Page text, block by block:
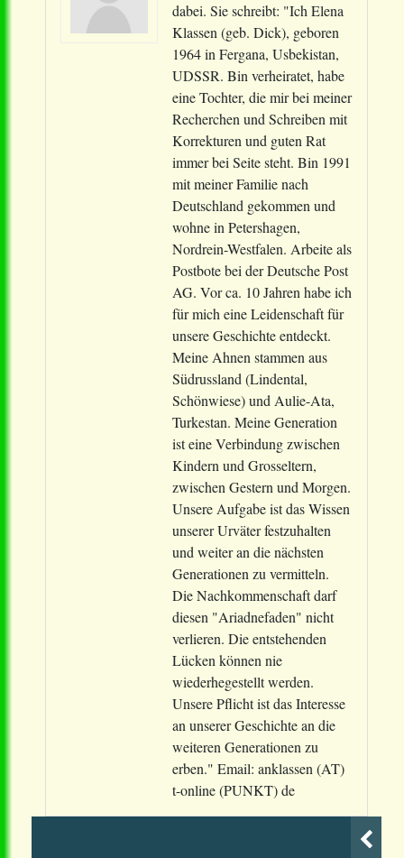
dabei. Sie schreibt: "Ich Elena
Klassen (geb. Dick), geboren
1964 in Fergana, Usbekistan,
UDSSR. Bin verheiratet, habe
eine Tochter, die mir bei meiner
Recherchen und Schreiben mit
Korrekturen und guten Rat
immer bei Seite steht. Bin 1991
mit meiner Familie nach
Deutschland gekommen und
wohne in Petershagen,
Nordrein-Westfalen. Arbeite als
Postbote bei der Deutsche Post
AG. Vor ca. 10 Jahren habe ich
für mich eine Leidenschaft für
unsere Geschichte entdeckt.
Meine Ahnen stammen aus
Südrussland (Lindental,
Schönwiese) und Aulie-Ata,
Turkestan. Meine Generation
ist eine Verbindung zwischen
Kindern und Grosseltern,
zwischen Gestern und Morgen.
Unsere Aufgabe ist das Wissen
unserer Urväter festzuhalten
und weiter an die nächsten
Generationen zu vermitteln.
Die Nachkommenschaft darf
diesen "Ariadnefaden" nicht
verlieren. Die entstehenden
Lücken können nie
wiederhegestellt werden.
Unsere Pflicht ist das Interesse
an unserer Geschichte an die
weiteren Generationen zu
erben." Email: anklassen (AT)
t-online (PUNKT) de